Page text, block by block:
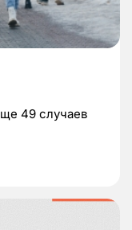
49 случаев